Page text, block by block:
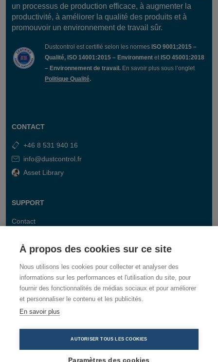
un processus de production efficace, à augmenter la
productivité, à améliorer la qualité des produits et à
promouvoir un environnement de travail sûr.
Dustcontrol est certifié selon les normes ISO 9001;2015 –
Qualité, ISO 14001:2015 – Environment et ISO 45001:2018
– Environnement de travail. En savoir plus sous l’onglet
Politique Qualité.
CONTACT
+46 8 531 940 16
info@dustcontrol.fr
Asset Library
SUPPORT
Contact
À propos des cookies sur ce site
Nous utilisons les cookies pour collecter et analyser des
informations sur les performances et l'utilisation du site, pour
fournir des fonctionnalités de médias sociaux et pour améliorer
et personnaliser le contenu et les publicités.
En savoir plus
AUTORISER TOUS LES COOKIES
Paramètres des cookies